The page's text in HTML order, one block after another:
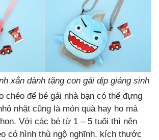
xắn dành tặng con gái dịp giáng sinh
chéo để bé gái nhà bạn có thể đựng
nhặt cũng là món quà hay ho mà
Với các bé từ 1 – 5 tuổi thì nên
có hình thù ngộ nghĩnh, kích thước